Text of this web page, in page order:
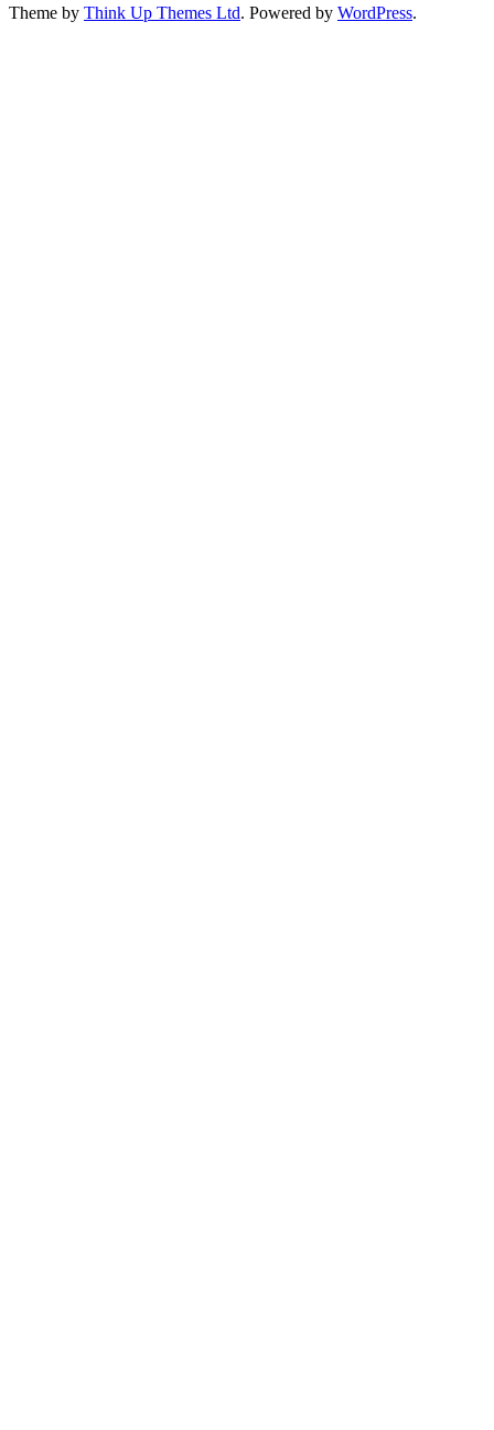
Theme by Think Up Themes Ltd. Powered by WordPress.